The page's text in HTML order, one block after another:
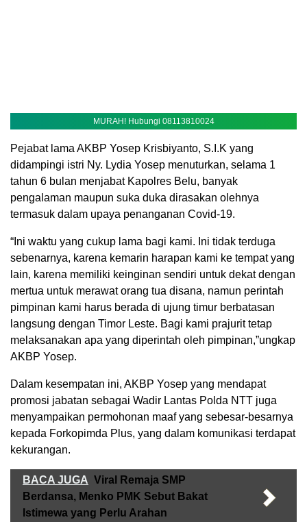
MURAH! Hubungi 08113810024
Pejabat lama AKBP Yosep Krisbiyanto, S.I.K yang
didampingi istri Ny. Lydia Yosep menuturkan, selama 1
tahun 6 bulan menjabat Kapolres Belu, banyak
pengalaman maupun suka duka dirasakan olehnya
termasuk dalam upaya penanganan Covid-19.
“Ini waktu yang cukup lama bagi kami. Ini tidak terduga
sebenarnya, karena kemarin harapan kami ke tempat yang
lain, karena memiliki keinginan sendiri untuk dekat dengan
mertua untuk merawat orang tua disana, namun perintah
pimpinan kami harus berada di ujung timur berbatasan
langsung dengan Timor Leste. Bagi kami prajurit tetap
melaksanakan apa yang diperintah oleh pimpinan,”ungkap
AKBP Yosep.
Dalam kesempatan ini, AKBP Yosep yang mendapat
promosi jabatan sebagai Wadir Lantas Polda NTT juga
menyampaikan permohonan maaf yang sebesar-besarnya
kepada Forkopimda Plus, yang dalam komunikasi terdapat
kekurangan.
BACA JUGA Viral Remaja SMP
Berdansa, Menko PMK Sebut Bakat
Istimewa yang Perlu Arahan